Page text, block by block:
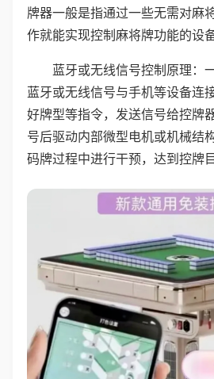
牌器一般是指通过一些无需对麻
作就能实现控制麻将牌功能的设
蓝牙或无线信号控制原理：
蓝牙或无线信号与手机等设备连
好牌型等指令，发送信号给控牌
号后驱动内部微型电机或机械结
码牌过程中进行干预，达到控牌目